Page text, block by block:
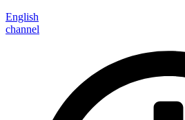
English
channel